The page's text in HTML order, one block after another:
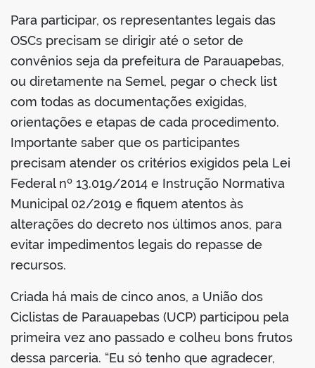
Para participar, os representantes legais das
OSCs precisam se dirigir até o setor de
convênios seja da prefeitura de Parauapebas,
ou diretamente na Semel, pegar o check list
com todas as documentações exigidas,
orientações e etapas de cada procedimento.
Importante saber que os participantes
precisam atender os critérios exigidos pela Lei
Federal nº 13.019/2014 e Instrução Normativa
Municipal 02/2019 e fiquem atentos às
alterações do decreto nos últimos anos, para
evitar impedimentos legais do repasse de
recursos.
Criada há mais de cinco anos, a União dos
Ciclistas de Parauapebas (UCP) participou pela
primeira vez ano passado e colheu bons frutos
dessa parceria. “Eu só tenho que agradecer,